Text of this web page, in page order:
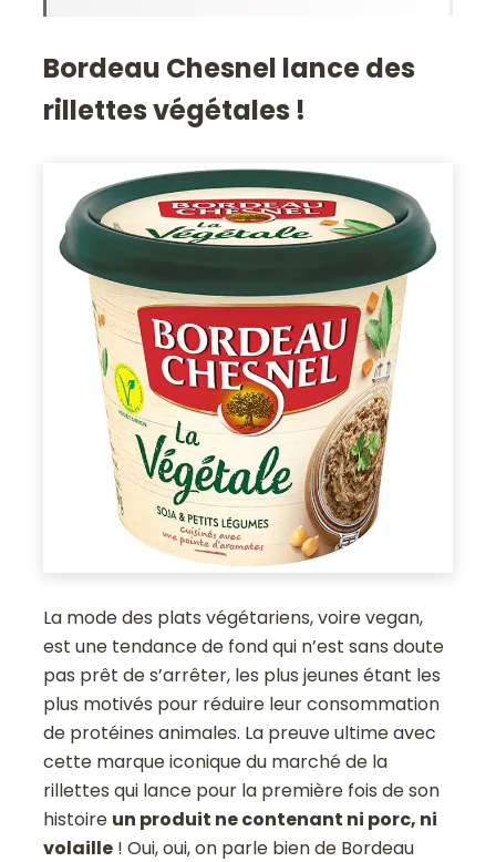
Bordeau Chesnel lance des
rillettes végétales !
La mode des plats végétariens, voire vegan,
est une tendance de fond qui n’est sans doute
pas prêt de s’arrêter, les plus jeunes étant les
plus motivés pour réduire leur consommation
de protéines animales. La preuve ultime avec
cette marque iconique du marché de la
rillettes qui lance pour la première fois de son
histoire un produit ne contenant ni porc, ni
volaille ! Oui, oui, on parle bien de Bordeau